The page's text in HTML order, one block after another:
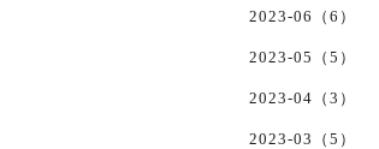
2023-06（6）
2023-05（5）
2023-04（3）
2023-03（5）